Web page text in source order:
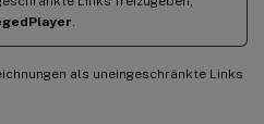
.
als uneingeschränkte Links